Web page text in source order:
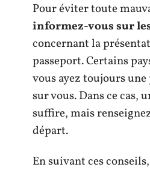
Pour éviter toute
informez-vous sur
concernant la
passeport. Certains
vous ayez toujours
sur vous. Dans ce cas,
suffire, mais
départ.
En suivant ces